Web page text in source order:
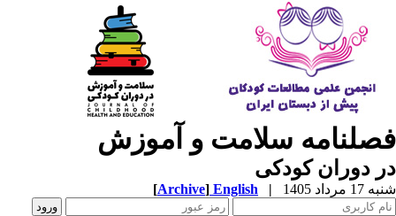
سلامت و آموزش
دوران کودکی
مرداد 1405 |
English
[Archive]